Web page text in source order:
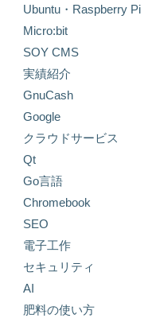
Ubuntu・Raspberry Pi
Micro:bit
SOY CMS
実績紹介
GnuCash
Google
クラウドサービス
Qt
Go言語
Chromebook
SEO
電子工作
セキュリティ
AI
肥料の使い方